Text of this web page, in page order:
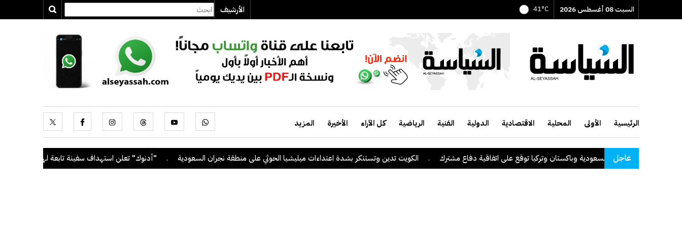
السبت 08 أغسطس 2026 41°C الأرشيف
الرئيسية الأولى المحلية الاقتصادية الدولية الفنية الرياضية كل الآراء الأخيرة المزيد
عاجل
السعودية وباكستان وتركيا توقع على اتفاقية دفاع مشترك . الكويت تدين وتستنكر بشدة اعتداءات ميليشيا الحوثي على منطقة نجران السعودية . "أدنوك" تعلن استهداف سفينة تابعة لها بصاروخ أثناء